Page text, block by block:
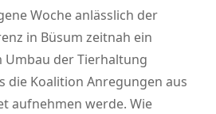
Woche anlässlich der
in Büsum zeitnah ein
Umbau der Tierhaltung
die Koalition Anregungen aus
aufnehmen werde. Wie